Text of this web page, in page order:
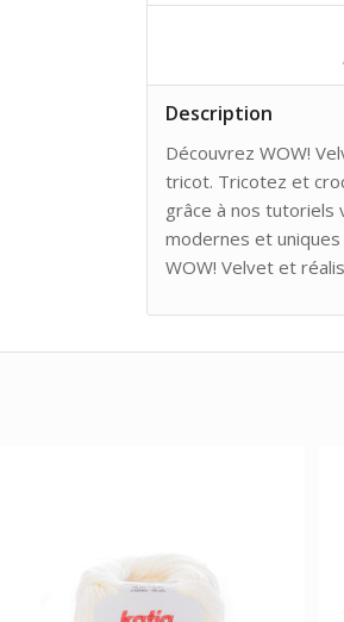
Description
Découvrez WOW!
tricot. Tricotez et
grâce à nos tutoriels
modernes et
WOW! Velvet et